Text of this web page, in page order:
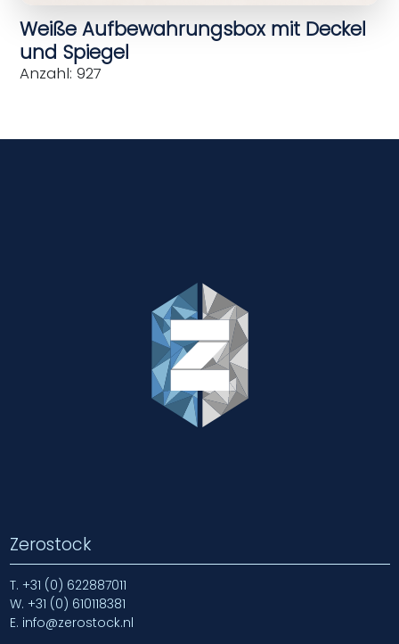
Weiße Aufbewahrungsbox mit Deckel
und Spiegel
Anzahl: 927
Zerostock
T. +31 (0) 622887011
W. +31 (0) 610118381
E. info@zerostock.nl